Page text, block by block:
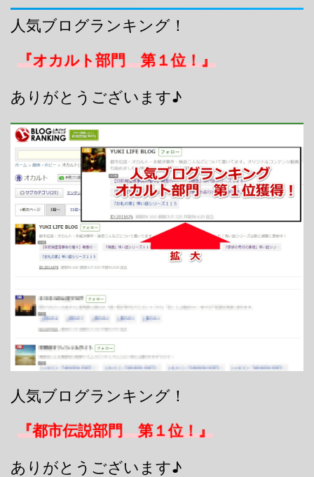
人気ブログランキング！
『オカルト部門 第１位！』
ありがとうございます♪
人気ブログランキング！
『都市伝説部門 第１位！』
ありがとうございます♪